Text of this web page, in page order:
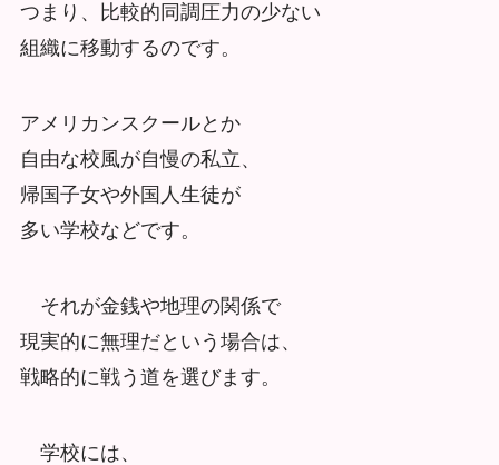
つまり、比較的同調圧力の少ない
組織に移動するのです。
アメリカンスクールとか
自由な校風が自慢の私立、
帰国子女や外国人生徒が
多い学校などです。
それが金銭や地理の関係で
現実的に無理だという場合は、
戦略的に戦う道を選びます。
学校には、